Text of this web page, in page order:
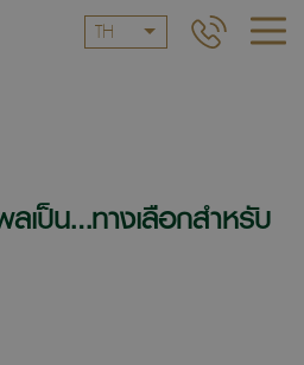
TH
เป็น…ทางเลือกสำหรับ